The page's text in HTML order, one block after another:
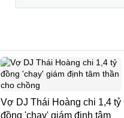
Vợ DJ Thái Hoàng chi 1,4 tỷ
đồng 'chạy' giám định tâm